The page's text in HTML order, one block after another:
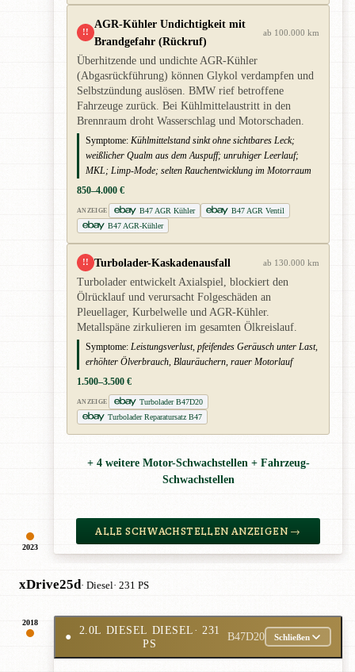
2023
!!
AGR-Kühler Undichtigkeit mit
Brandgefahr (Rückruf)
ab 100.000 km
Überhitzende und undichte AGR-Kühler
(Abgasrückführung) können Glykol verdampfen und
Selbstzündung auslösen. BMW rief betroffene
Fahrzeuge zurück. Bei Kühlmittelaustritt in den
Brennraum droht Wasserschlag und Motorschaden.
Symptome: Kühlmittelstand sinkt ohne sichtbares Leck;
weißlicher Qualm aus dem Auspuff; unruhiger Leerlauf;
MKL; Limp-Mode; selten Rauchentwicklung im Motorraum
850–4.000 €
ANZEIGE B47 AGR Kühler
B47 AGR Ventil
B47 AGR-Kühler
!! Turbolader-Kaskadenausfall ab 130.000 km
Turbolader entwickelt Axialspiel, blockiert den
Ölrücklauf und verursacht Folgeschäden an
Pleuellager, Kurbelwelle und AGR-Kühler.
Metallspäne zirkulieren im gesamten Ölkreislauf.
Symptome: Leistungsverlust, pfeifendes Geräusch unter Last,
erhöhter Ölverbrauch, Blauräuchern, rauer Motorlauf
1.500–3.500 €
ANZEIGE
Turbolader B47D20
Turbolader Reparatursatz B47
+ 4 weitere Motor-Schwachstellen + Fahrzeug-
Schwachstellen
ALLE SCHWACHSTELLEN ANZEIGEN →
xDrive25d· Diesel· 231 PS
2018
●
2.0L DIESEL DIESEL· 231
PS
B47D20 Schließen